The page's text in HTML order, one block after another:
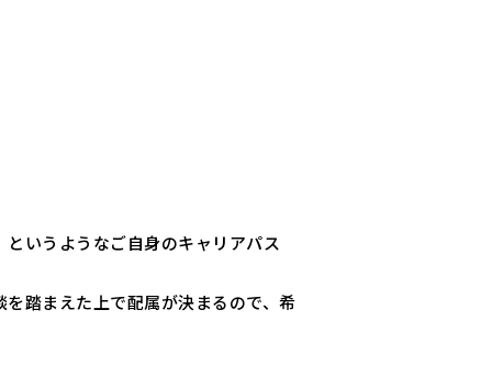
いうようなご自身のキャリアパス
踏まえた上で配属が決まるので、希